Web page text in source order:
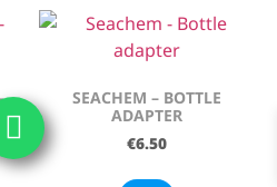
SEACHEM – BOTTLE
ADAPTER
€6.50